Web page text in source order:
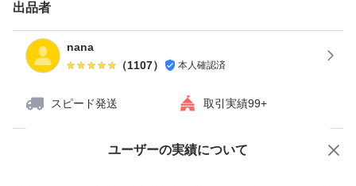
出品者
nana
（1107） 本人確認済
スピード発送 取引実績99+
ユーザーの実績について
価格の相談 商品への質問